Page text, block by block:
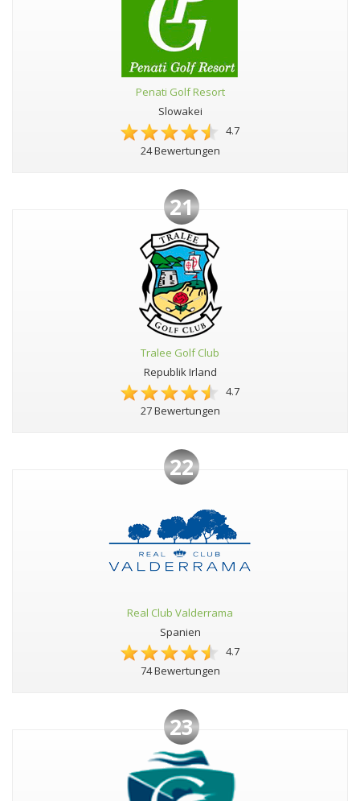
Penati Golf Resort
Slowakei
4.7
24 Bewertungen
21
Tralee Golf Club
Republik Irland
4.7
27 Bewertungen
22
Real Club Valderrama
Spanien
4.7
74 Bewertungen
23